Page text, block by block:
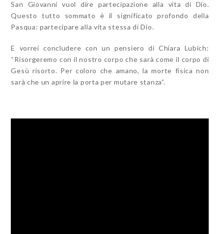
San Giovanni vuol dire partecipazione alla vita di Dio.
Questo tutto sommato è il significato profondo della
Pasqua: partecipare alla vita stessa di Dio.
E vorrei concludere con un pensiero di Chiara Lubich:
“Risorgeremo con il nostro corpo che sarà come il corpo di
Gesù risorto. Per coloro che amano, la morte fisica non
sarà che un aprire la porta per mutare stanza”.